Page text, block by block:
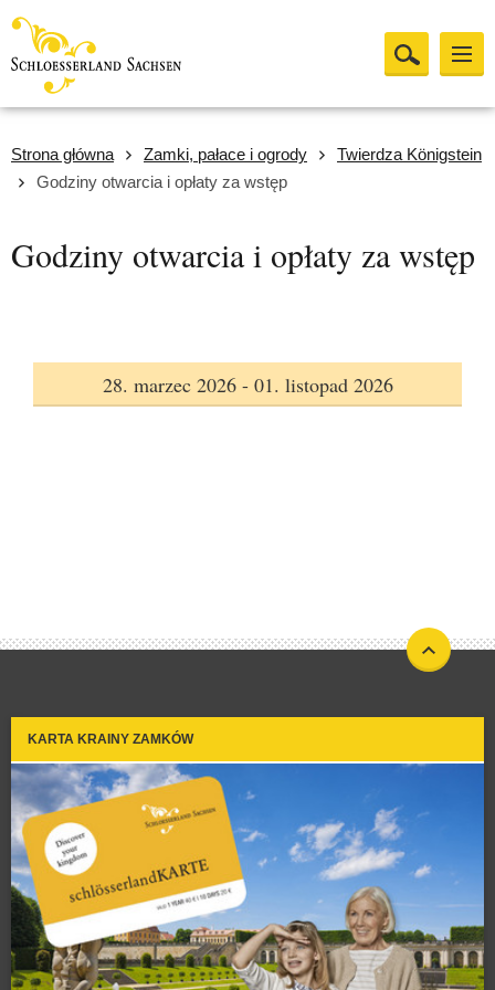
Strona główna Zamki, pałace i ogrody
Twierdza Königstein
Godziny otwarcia i opłaty za wstęp
Godziny otwarcia i opłaty za wstęp
28. marzec 2026 - 01. listopad 2026
KARTA KRAINY ZAMKÓW